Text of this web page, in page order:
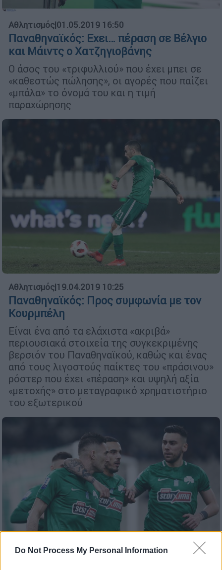
Do Not Process My Personal Information
Αθλητισμός|01.05.2019 16:50
Παναθηναϊκός: Εχει… πέραση σε Βέλγιο
και Μάιντς ο Χατζηγιοβάνης
Ο άσος του «τριφυλλιού» που έχει μπει σε
«καθεστώς πώλησης», οι αγορές που παίζει
«μπάλα» το όνομά του και η τιμή
παραχώρησης
Αθλητισμός|19.04.2019 10:25
Παναθηναϊκός: Προς συµφωνία µε τον
Κουρµπέλη
Είναι ένα από τα ελάχιστα «ακριβά»
περιουσιακά στοιχεία της συγκεκριµένης
βερσιόν του Παναθηναϊκού, καθώς και ένας
από τους λιγοστούς παίκτες του «πράσινου»
ρόστερ που έχει «πέραση» και υψηλή αξία
«µετοχής» στο µεταγραφικό χρηµατιστήριο
του εξωτερικού